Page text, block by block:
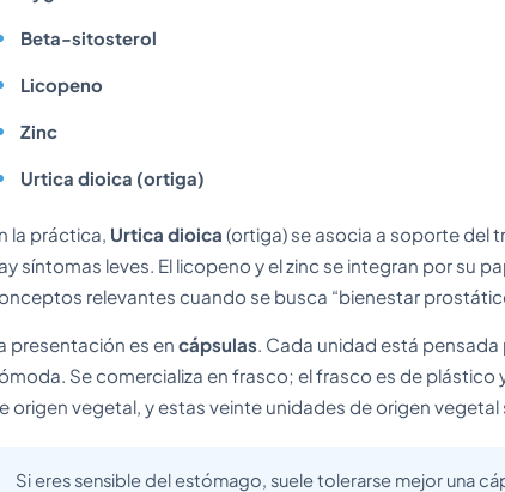
Beta-sitosterol
Licopeno
Zinc
Urtica dioica (ortiga)
la práctica, Urtica dioica (ortiga) se asocia a soporte del
síntomas leves. El licopeno y el zinc se integran por su
relevantes cuando se busca “bienestar
presentación es en cápsulas . Cada unidad está
Se comercializa en frasco; el frasco es de
origen vegetal, y estas veinte unidades de origen
Si eres sensible del estómago, suele tolerarse mejor una